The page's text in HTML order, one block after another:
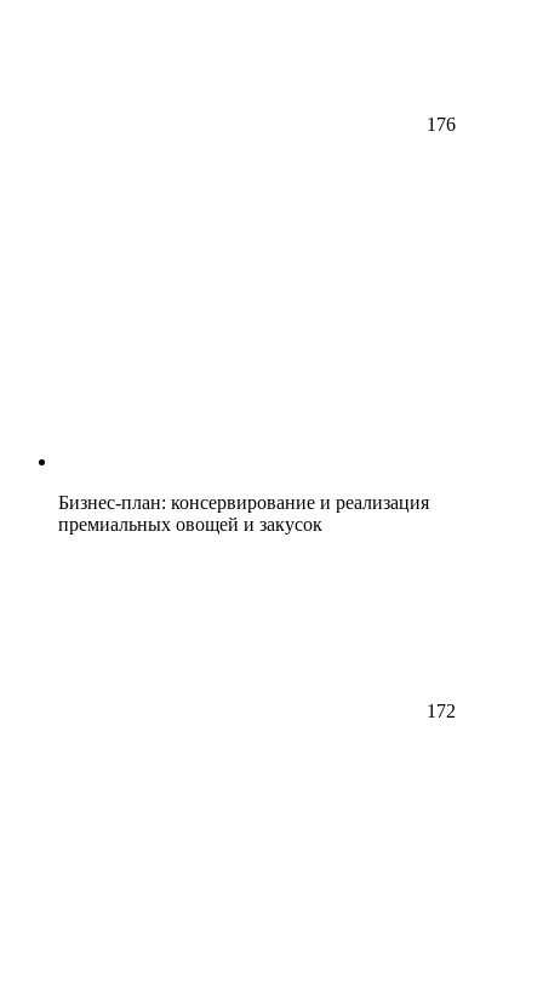
176
Бизнес-план: консервирование и реализация
премиальных овощей и закусок
172